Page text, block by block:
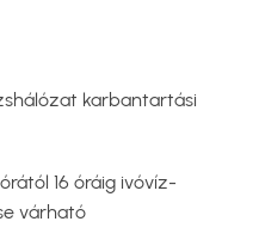
karbantartási
16 óráig ivóvíz-
várható